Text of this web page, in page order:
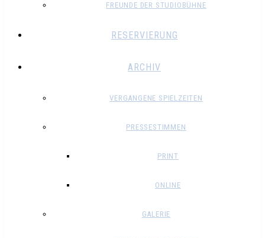
FREUNDE DER STUDIOBÜHNE
RESERVIERUNG
ARCHIV
VERGANGENE SPIELZEITEN
PRESSESTIMMEN
PRINT
ONLINE
GALERIE